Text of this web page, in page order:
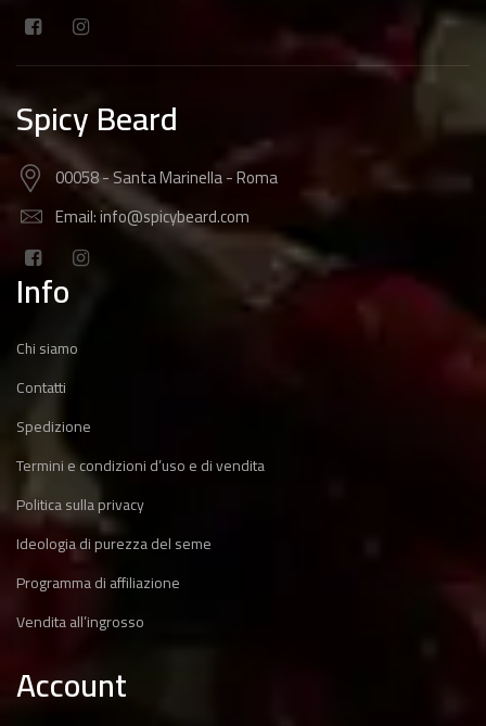
Spicy Beard
00058 - Santa Marinella - Roma
Email: info@spicybeard.com
Info
Chi siamo
Contatti
Spedizione
Termini e condizioni d’uso e di vendita
Politica sulla privacy
Ideologia di purezza del seme
Programma di affiliazione
Vendita all’ingrosso
Account